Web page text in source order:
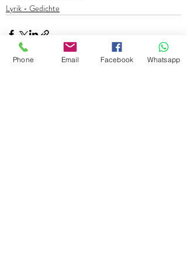
Lyrik - Gedichte
Phone Email Facebook Whatsapp